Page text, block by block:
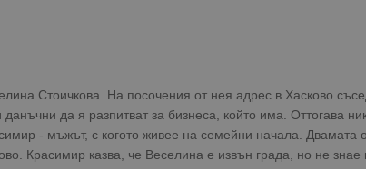
Стоичкова. На посочения от нея адрес в Хасково
да я разпитват за бизнеса, който има. Оттогава
- мъжът, с когото живее на семейни начала. Двамата
Красимир казва, че Веселина е извън града, но не знае